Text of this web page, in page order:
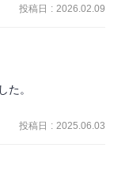
投稿日 : 2026.02.09
た。
投稿日 : 2025.06.03